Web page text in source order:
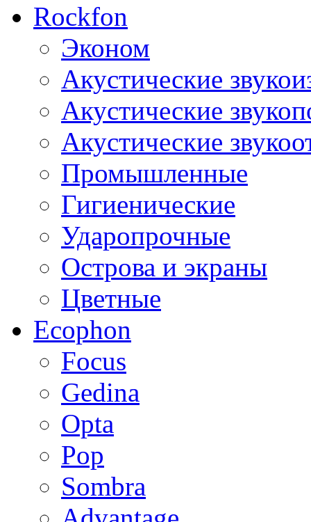
Rockfon
Эконом
Акустические
Акустические
Акустические
Промышленные
Гигиенические
Ударопрочные
Острова и экраны
Цветные
Ecophon
Focus
Gedina
Opta
Pop
Sombra